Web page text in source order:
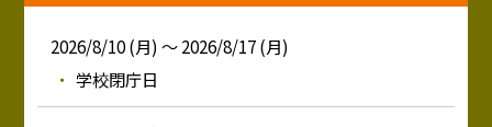
2026/8/10 (月) ～ 2026/8/17 (月)
学校閉庁日